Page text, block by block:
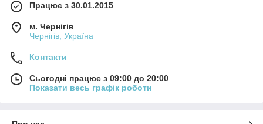
Працює з 30.01.2015
м. Чернігів
Чернігів, Україна
Контакти
Сьогодні працює з 09:00 до 20:00
Показати весь графік роботи